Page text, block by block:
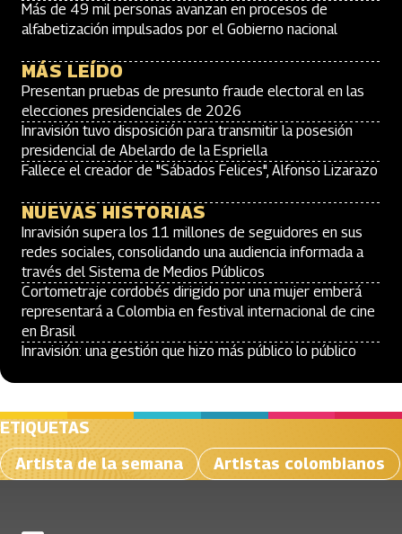
Más de 49 mil personas avanzan en procesos de
alfabetización impulsados por el Gobierno nacional
MÁS LEÍDO
Presentan pruebas de presunto fraude electoral en las
elecciones presidenciales de 2026
Inravisión tuvo disposición para transmitir la posesión
presidencial de Abelardo de la Espriella
Fallece el creador de "Sábados Felices", Alfonso Lizarazo
NUEVAS HISTORIAS
Inravisión supera los 11 millones de seguidores en sus
redes sociales, consolidando una audiencia informada a
través del Sistema de Medios Públicos
Cortometraje cordobés dirigido por una mujer emberá
representará a Colombia en festival internacional de cine
en Brasil
Inravisión: una gestión que hizo más público lo público
ETIQUETAS
Artista de la semana
Artistas colombianos